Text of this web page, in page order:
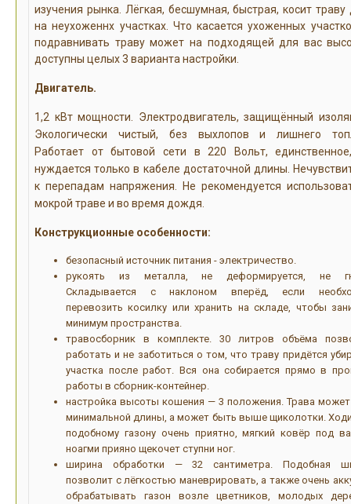
изучения рынка. Лёгкая, бесшумная, быстрая, косит
на неухоженнх участках. Что касается ухоженных
подравнивать траву может на подходящей для вас
доступны целых 3 варианта настройки.
Двигатель.
1,2 кВт мощности. Электродвигатель, защищённый
Экологически чистый, без выхлопов и лишнего
Работает от бытовой сети в 220 Вольт,
нуждается только в кабеле достаточной длины.
к перепадам напряжения. Не рекомендуется
мокрой траве и во время дождя.
Конструкционные особенности:
безопасный источник питания - электричество.
рукоять из металла, не деформируется, не
Складывается с наклоном вперёд, если
перевозить косилку или хранить на складе, чтобы
минимум пространства.
травосборник в комплекте. 30 литров объёма
работать и не заботиться о том, что траву придётся
участка после работ. Вся она собирается прямо в
работы в сборник-контейнер.
настройка высоты кошения — 3 положения. Трава
минимальной длины, а может быть выше щиколотки.
подобному газону очень приятно, мягкий ковёр под
ноагми прияно щекочет ступни ног.
ширина обработки — 32 сантиметра. Подобная
позволит с лёгкостью маневрировать, а также очень
обрабатывать газон возле цветников, молодых